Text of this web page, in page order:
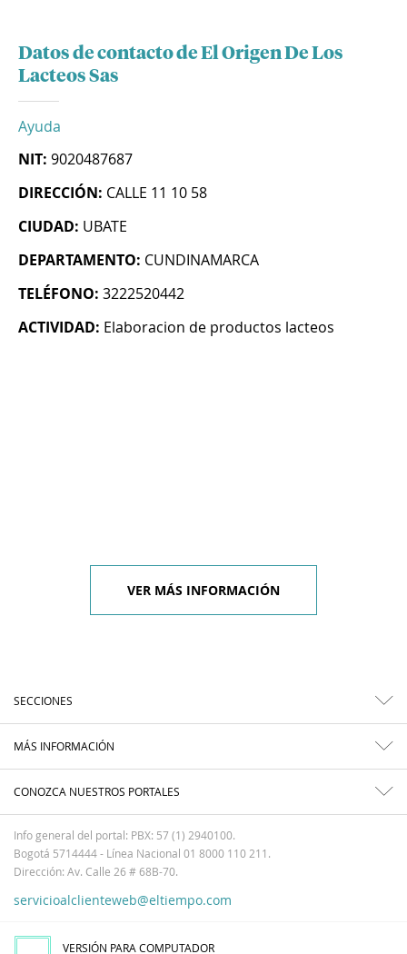
Datos de contacto de El Origen De Los
Lacteos Sas
Ayuda
NIT: 9020487687
DIRECCIÓN: CALLE 11 10 58
CIUDAD: UBATE
DEPARTAMENTO: CUNDINAMARCA
TELÉFONO: 3222520442
ACTIVIDAD: Elaboracion de productos lacteos
VER MÁS INFORMACIÓN
SECCIONES
MÁS INFORMACIÓN
CONOZCA NUESTROS PORTALES
Info general del portal: PBX: 57 (1) 2940100.
Bogotá 5714444 - Línea Nacional 01 8000 110 211.
Dirección: Av. Calle 26 # 68B-70.
servicioalclienteweb@eltiempo.com
VERSIÓN PARA COMPUTADOR